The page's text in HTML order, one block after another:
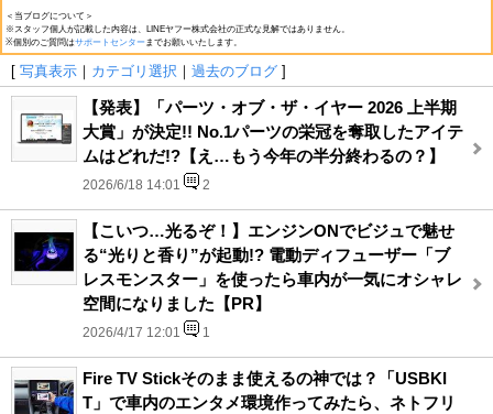
＜当ブログについて＞
※スタッフ個人が記載した内容は、LINEヤフー株式会社の正式な見解ではありません。
※個別のご質問はサポートセンターまでお願いいたします。
[ 写真表示 ｜ カテゴリ選択 ｜ 過去のブログ ]
【発表】「パーツ・オブ・ザ・イヤー 2026 上半期
大賞」が決定!! No.1パーツの栄冠を奪取したアイテ
ムはどれだ!?【え…もう今年の半分終わるの？】
2026/6/18 14:01 2
【こいつ…光るぞ！】エンジンONでビジュで魅せ
る“光りと香り”が起動!? 電動ディフューザー「ブ
レスモンスター」を使ったら車内が一気にオシャレ
空間になりました【PR】
2026/4/17 12:01 1
Fire TV Stickそのまま使えるの神では？「USBKI
T」で車内のエンタメ環境作ってみたら、ネトフリ